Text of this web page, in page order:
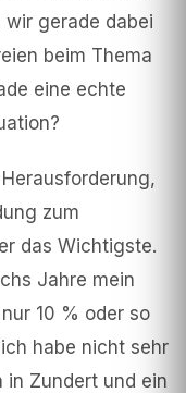
wir gerade dabei
beim Thema
eine echte
zum
das Wichtigste.
Jahre mein
10 % oder so
habe nicht sehr
in Zundert und ein